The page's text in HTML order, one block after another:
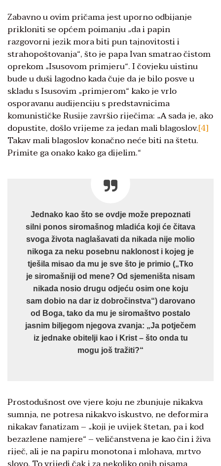
Zabavno u ovim pričama jest uporno odbijanje
prikloniti se općem poimanju „da i papin
razgovorni jezik mora biti pun tajnovitosti i
strahopoštovanja“, što je papa Ivan smatrao čistom
oprekom „Isusovom primjeru“. I čovjeku uistinu
bude u duši lagodno kada čuje da je bilo posve u
skladu s Isusovim „primjerom“ kako je vrlo
osporavanu audijenciju s predstavnicima
komunističke Rusije završio riječima: „A sada je, ako
dopustite, došlo vrijeme za jedan mali blagoslov.[4]
Takav mali blagoslov konačno neće biti na štetu.
Primite ga onako kako ga dijelim.“
Jednako kao što se ovdje može prepoznati
silni ponos siromašnog mladića koji će čitava
svoga života naglašavati da nikada nije molio
nikoga za neku posebnu naklonost i kojeg je
tješila misao da mu je sve što je primio („Tko
je siromašniji od mene? Od sjemeništa nisam
nikada nosio drugu odjeću osim one koju
sam dobio na dar iz dobročinstva“) darovano
od Boga, tako da mu je siromaštvo postalo
jasnim biljegom njegova zvanja: „Ja potječem
iz jednake obitelji kao i Krist – što onda tu
mogu još tražiti?“
Prostodušnost ove vjere koju ne zbunjuje nikakva
sumnja, ne potresa nikakvo iskustvo, ne deformira
nikakav fanatizam – „koji je uvijek štetan, pa i kod
bezazlene namjere“ – veličanstvena je kao čin i živa
riječ, ali je na papiru monotona i mlohava, mrtvo